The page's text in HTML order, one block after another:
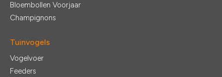
Bloembollen Voorjaar
Champignons
Tuinvogels
Vogelvoer
Feeders